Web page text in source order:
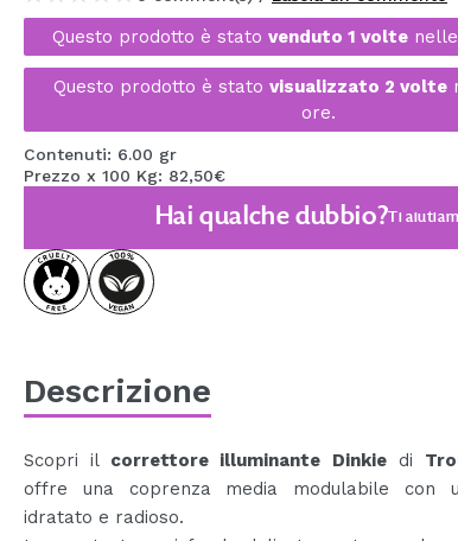
MAQUIFARMA
KOREA ZONE
NATURE
SPECIALE
OUTLET
PROSSIMAMENTE
Questo prodotto è stato venduto 1 volte
Questo prodotto è stato visualizzato 2 volte
ore.
Contenuti: 6.00 gr
Prezzo x 100 Kg: 82,50€
Hai qualche dubbio?Ti
Descrizione
Scopri il correttore illuminante Dinkie di
offre una coprenza media modulabile con
idratato e radioso.